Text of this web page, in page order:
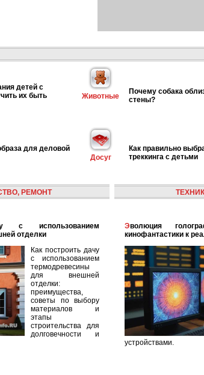
детей с
их быть
Животные
Почему собака
стены?
для деловой
Досуг
Как правильно
треккинга с детьми
РЕМОНТ
отделки
Как построить дачу
с использованием
термодревесины
для внешней
отделки:
преимущества,
советы по выбору
материалов и
этапы
строительства для
долговечности и
Эволюция голографических помощников: от
кинофантастики к
устройствами.